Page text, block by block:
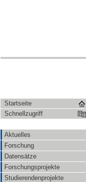
Startseite
Schnellzugriff
Aktuelles
Forschung
Datensätze
Forschungsprojekte
Studierendenprojekte